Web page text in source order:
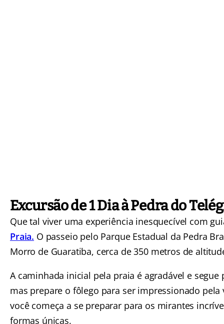
Excursão de 1 Dia à Pedra do
Que tal viver uma experiência inesquecível com
Praia. O passeio pelo Parque Estadual da Pedra
Morro de Guaratiba, cerca de 350 metros de
A caminhada inicial pela praia é agradável e
mas prepare o fôlego para ser impressionado
você começa a se preparar para os mirantes
formas únicas.